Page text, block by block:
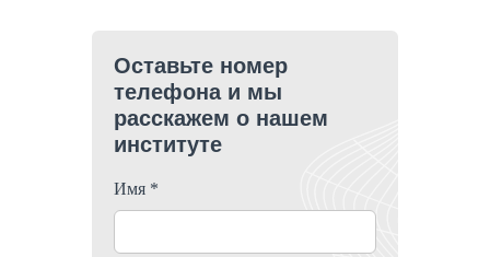
Оставьте номер
телефона и мы
расскажем о нашем
институте
Имя *